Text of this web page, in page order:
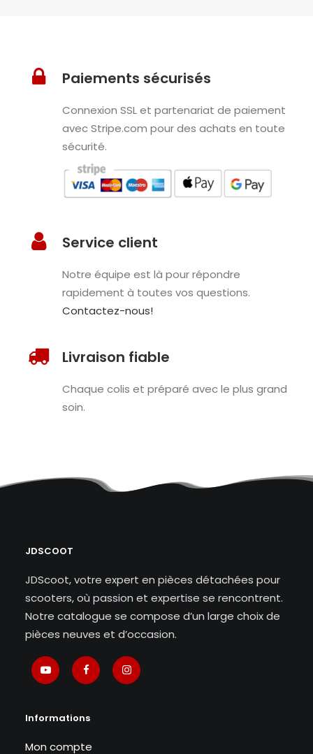
Paiements sécurisés
Connexion SSL et partenariat de paiement
avec Stripe.com pour des achats en toute
sécurité.
Service client
Notre équipe est là pour répondre
rapidement à toutes vos questions.
Contactez-nous!
Livraison fiable
Chaque colis et préparé avec le plus grand
soin.
JDSCOOT
JDScoot, votre expert en pièces détachées pour
scooters, où passion et expertise se rencontrent.
Notre catalogue se compose d’un large choix de
pièces neuves et d’occasion.
Informations
Mon compte